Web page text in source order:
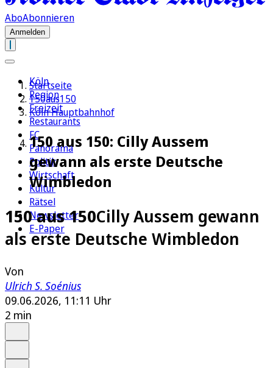
AboAbonnieren
Anmelden
Köln
Region
Freizeit
Restaurants
FC
Panorama
Politik
Wirtschaft
Kultur
Rätsel
Newsletter
E-Paper
Startseite
150aus150
Köln Hauptbahnhof
150 aus 150: Cilly Aussem
gewann als erste Deutsche
Wimbledon
150 aus 150Cilly Aussem gewann
als erste Deutsche Wimbledon
Von
Ulrich S. Soénius
09.06.2026, 11:11 Uhr
2 min